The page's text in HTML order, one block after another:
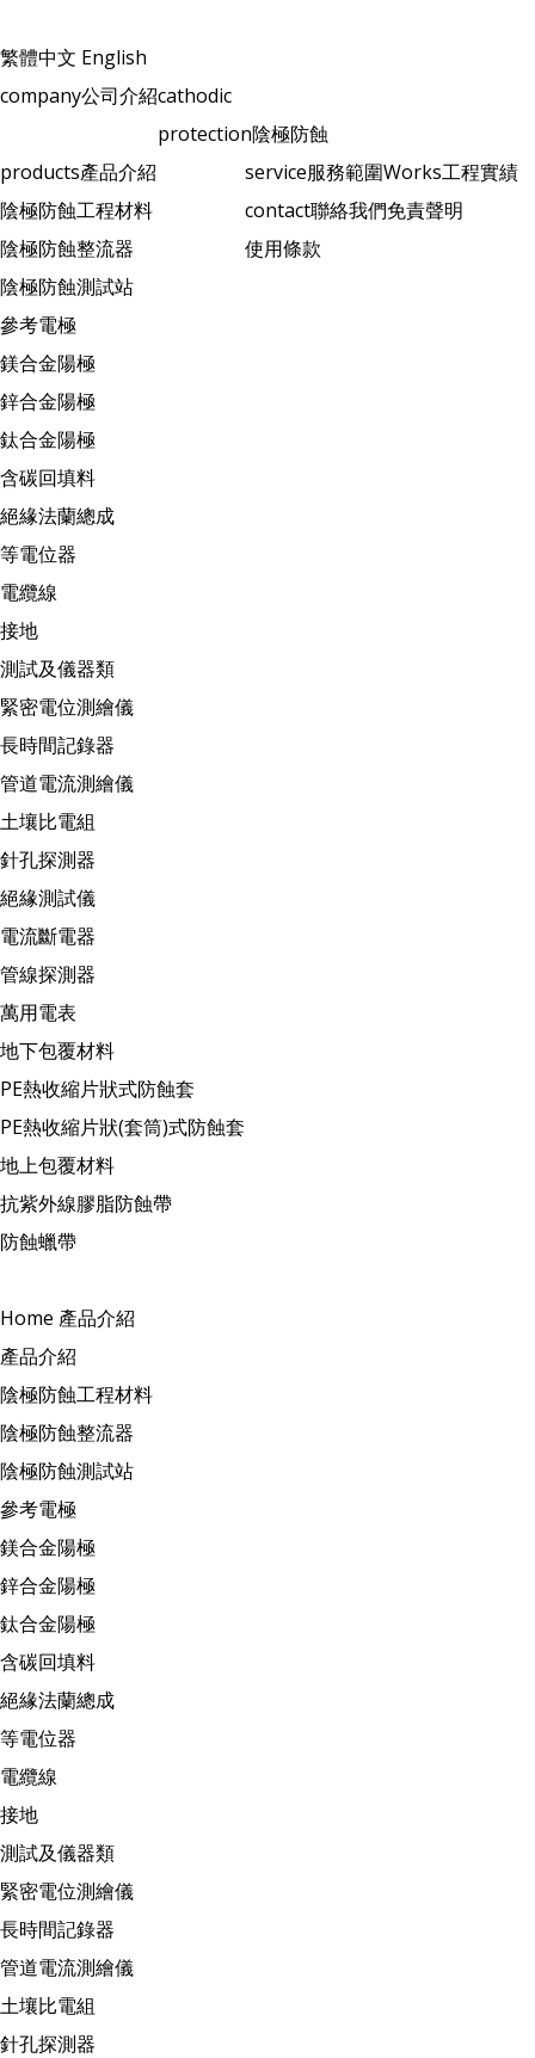
繁體中文 English
company公司介紹cathodic
protection陰極防蝕
products產品介紹
陰極防蝕工程材料
陰極防蝕整流器
陰極防蝕測試站
參考電極
鎂合金陽極
鋅合金陽極
鈦合金陽極
含碳回填料
絕緣法蘭總成
等電位器
電纜線
接地
測試及儀器類
緊密電位測繪儀
長時間記錄器
管道電流測繪儀
土壤比電組
針孔探測器
絕緣測試儀
電流斷電器
管線探測器
萬用電表
地下包覆材料
PE熱收縮片狀式防蝕套
PE熱收縮片狀(套筒)式防蝕套
地上包覆材料
抗紫外線膠脂防蝕帶
防蝕蠟帶
service服務範圍Works工程實績
contact聯絡我們免責聲明
使用條款
Home 產品介紹
產品介紹
陰極防蝕工程材料
陰極防蝕整流器
陰極防蝕測試站
參考電極
鎂合金陽極
鋅合金陽極
鈦合金陽極
含碳回填料
絕緣法蘭總成
等電位器
電纜線
接地
測試及儀器類
緊密電位測繪儀
長時間記錄器
管道電流測繪儀
土壤比電組
針孔探測器